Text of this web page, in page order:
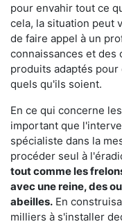
pour envahir tout ce
cela, la situation peut
de faire appel à un
connaissances et des
produits adaptés
quels qu'ils soient.
En ce qui concerne
important que
spécialiste dans la
procéder seul à
tout comme les
avec une reine, des
abeilles. En
milliers à s'installer